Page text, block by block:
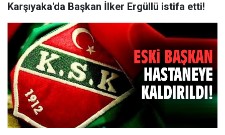
Karşıyaka'da Başkan İlker Ergüllü istifa etti!